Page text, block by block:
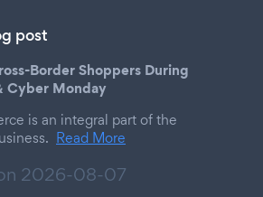
post
Border Shoppers During
Cyber Monday
is an integral part of the
Read More
2026-08-07